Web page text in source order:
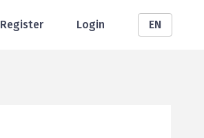
Register Login EN